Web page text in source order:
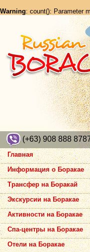
Warning: count(): Parameter
(+63) 908 888
Главная
Информация о Боракае
Трансфер на Боракай
Экскурсии на Боракае
Активности на Боракае
Спа-центры на Боракае
Отели на Боракае